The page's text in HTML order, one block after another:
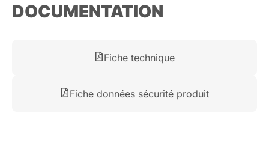
DOCUMENTATION
Fiche technique
Fiche données sécurité produit